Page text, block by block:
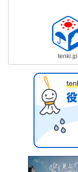
tenki.jp